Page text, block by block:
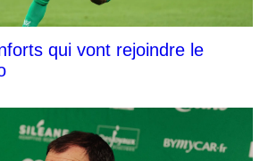
qui vont rejoindre le